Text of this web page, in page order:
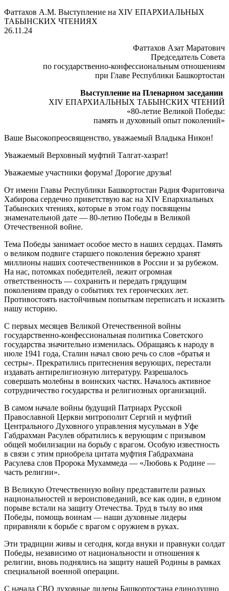
Фаттахов А.М. Выступление на ХIV ЕПАРХИАЛЬНЫХ
ТАБЫНСКИХ ЧТЕНИЯХ
26.11.24
Фаттахов Азат Маратович
Председатель Совета
по государственно-конфессиональным отношениям
при Главе Республики Башкортостан
Выступление на Пленарном заседании
ХIV ЕПАРХИАЛЬНЫХ ТАБЫНСКИХ ЧТЕНИЙ
«80-летие Великой Победы:
память и духовный опыт поколений»
Ваше Высокопреосвященство, уважаемый Владыка Никон!
Уважаемый Верховный муфтий Талгат-хазрат!
Уважаемые участники форума! Дорогие друзья!
От имени Главы Республики Башкортостан Радия Фаритовича
Хабирова сердечно приветствую вас на XIV Епархиальных
Табынских чтениях, которые в этом году посвящены
знаменательной дате — 80-летию Победы в Великой
Отечественной войне.
Тема Победы занимает особое место в наших сердцах. Память
о великом подвиге старшего поколения бережно хранят
миллионы наших соотечественников в России и за рубежом.
На нас, потомках победителей, лежит огромная
ответственность — сохранить и передать грядущим
поколениям правду о событиях тех героических лет.
Противостоять настойчивым попыткам переписать и исказить
нашу историю.
С первых месяцев Великой Отечественной войны
государственно-конфессиональная политика Советского
государства значительно изменилась. Обращаясь к народу в
июле 1941 года, Сталин начал свою речь со слов «братья и
сестры». Прекратились притеснения верующих, перестали
издавать антирелигиозную литературу. Разрешалось
совершать молебны в воинских частях. Началось активное
сотрудничество государства и религиозных организаций.
В самом начале войны будущий Патриарх Русской
Православной Церкви митрополит Сергий и муфтий
Центрального Духовного управления мусульман в Уфе
Габдрахман Расулев обратились к верующим с призывом
общей мобилизации на борьбу с врагом. Особую известность
в связи с этим приобрела цитата муфтия Габдрахмана
Расулева слов Пророка Мухаммеда — «Любовь к Родине —
часть религии».
В Великую Отечественную войну представители разных
национальностей и вероисповеданий, все как один, в едином
порыве встали на защиту Отечества. Труд в тылу во имя
Победы, помощь воинам — наши духовные лидеры
приравняли к борьбе с врагом с оружием в руках.
Эти традиции живы и сегодня, когда внуки и правнуки солдат
Победы, независимо от национальности и отношения к
религии, вновь поднялись на защиту нашей Родины в рамках
специальной военной операции.
С начала СВО духовные лидеры Башкортостана единодушно